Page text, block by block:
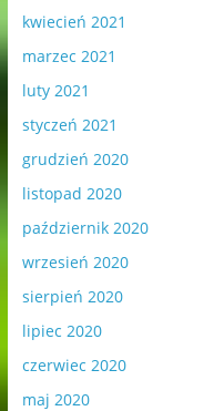
kwiecień 2021
marzec 2021
luty 2021
styczeń 2021
grudzień 2020
listopad 2020
październik 2020
wrzesień 2020
sierpień 2020
lipiec 2020
czerwiec 2020
maj 2020